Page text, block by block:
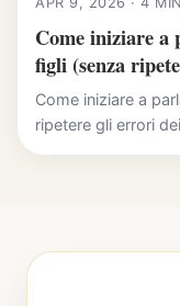
Come iniziare
figli (senza
Come iniziare a
ripetere gli errori